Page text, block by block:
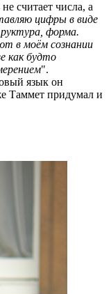
считает числа, а
цифры в виде
форма.
в моём сознании
как будто
".
язык он
Таммет придумал и